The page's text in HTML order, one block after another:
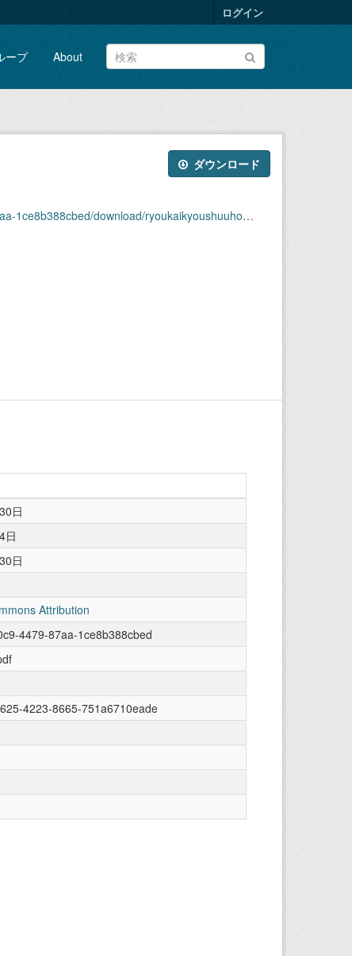
ログイン
ープ About
ダウンロード
ryoukaikyoushuuhou2008nendai18shuu.pdf
日
日
日
Attribution
4479-87aa-1ce8b388cbed
4223-8665-751a6710eade